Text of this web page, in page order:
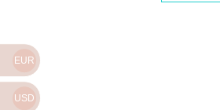
EUR
USD